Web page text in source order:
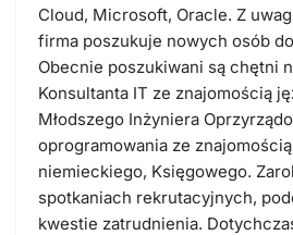
Cloud, Microsoft, Oracle. Z
firma poszukuje nowych osób
Obecnie poszukiwani są chętni
Konsultanta IT ze znajomością
Młodszego Inżyniera
oprogramowania ze
niemieckiego, Księgowego.
spotkaniach rekrutacyjnych,
kwestie zatrudnienia.